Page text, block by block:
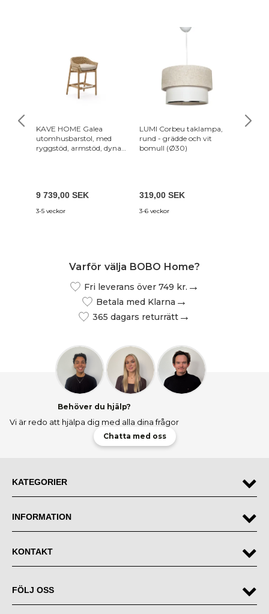
KAVE HOME Galea
utomhusbarstol, med
ryggstöd, armstöd, dyna -
9 739,00 SEK
3-5 veckor
LUMI Corbeu taklampa,
rund - grädde och vit
bomull (Ø30)
319,00 SEK
3-6 veckor
Varför välja BOBO Home?
Fri leverans över 749 kr.
Betala med Klarna
365 dagars returrätt
Behöver du hjälp?
Vi är redo att hjälpa dig med alla dina frågor
Chatta med oss
KATEGORIER
INFORMATION
KONTAKT
FÖLJ OSS